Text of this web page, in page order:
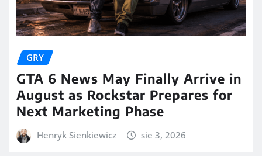
GRY
GTA 6 News May Finally Arrive in
August as Rockstar Prepares for
Next Marketing Phase
Henryk Sienkiewicz sie 3, 2026